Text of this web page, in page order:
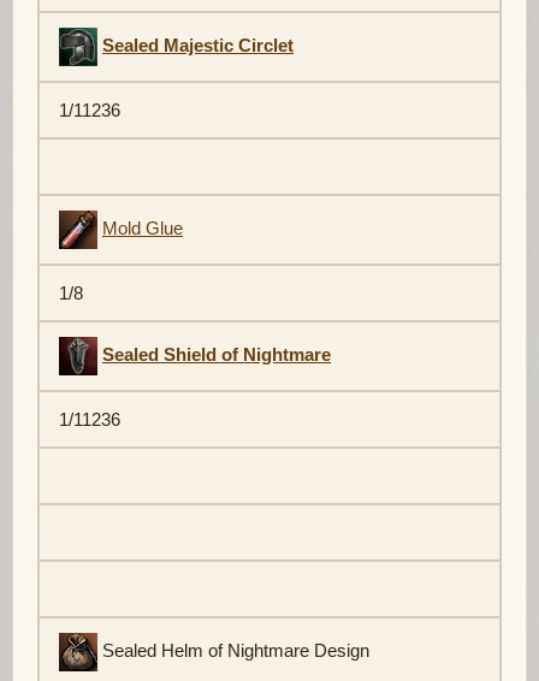
Sealed Majestic Circlet
1/11236
Mold Glue
1/8
Sealed Shield of Nightmare
1/11236
Sealed Helm of Nightmare Design